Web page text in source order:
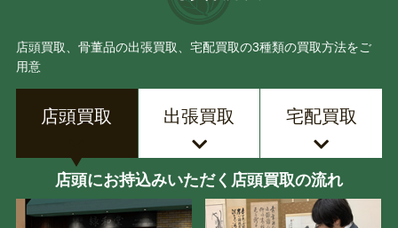
店頭買取、骨董品の出張買取、宅配買取の3種類の買取方法をご
用意
店頭買取 出張買取 宅配買取
店頭にお持込みいただく店頭買取の流れ